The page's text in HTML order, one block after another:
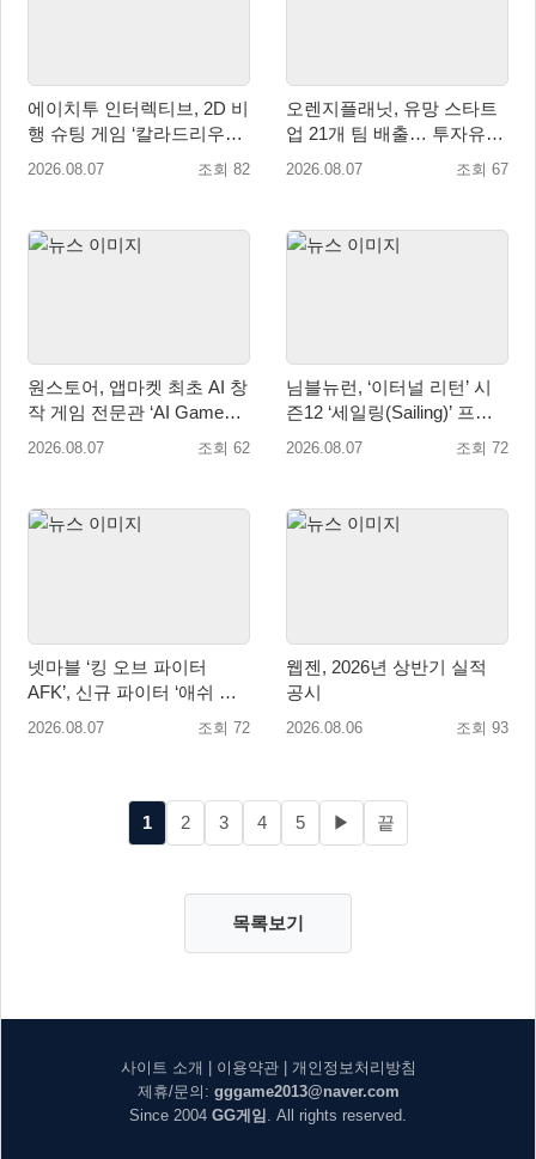
에이치투 인터렉티브, 2D 비
행 슈팅 게임 ‘칼라드리우스
2/다크 엘레멘트’ 올 겨울 전
2026.08.07 조회 82
오렌지플래닛, 유망 스타트
업 21개 팀 배출… 투자유치∙
매출성장 성과 눈길
2026.08.07 조회 67
원스토어, 앱마켓 최초 AI 창
작 게임 전문관 ‘AI Games’
오픈
2026.08.07 조회 62
님블뉴런, ‘이터널 리턴’ 시
즌12 ‘세일링(Sailing)’ 프리
시즌 시작
2026.08.07 조회 72
넷마블 ‘킹 오브 파이터
AFK’, 신규 파이터 ‘애쉬 크
림존’ 업데이트
2026.08.07 조회 72
웹젠, 2026년 상반기 실적
공시
2026.08.06 조회 93
1 2 3 4 5 ▶ 끝
목록보기
사이트 소개 | 이용약관| 개인정보처리방침
제휴/문의: gggame2013@naver.com
Since 2004 GG게임 . All rights reserved.